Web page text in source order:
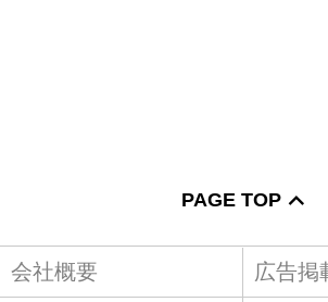
PAGE TOP
会社概要 広告掲